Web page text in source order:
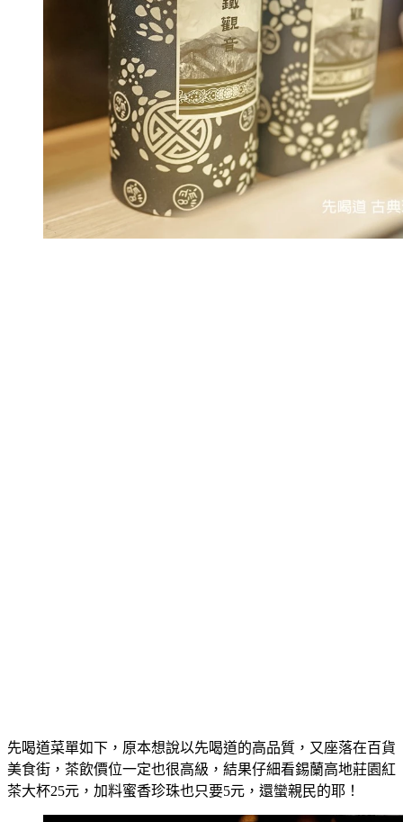
先喝道菜單如下，原本想說以先喝道的高品質，又座落在百貨
美食街，茶飲價位一定也很高級，結果仔細看錫蘭高地莊園紅
茶大杯25元，加料蜜香珍珠也只要5元，還蠻親民的耶！